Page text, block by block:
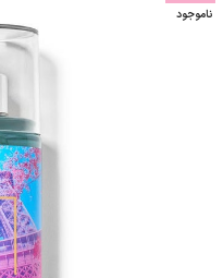
ناموجود